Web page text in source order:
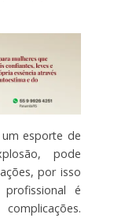
esporte de
pode
por isso
é